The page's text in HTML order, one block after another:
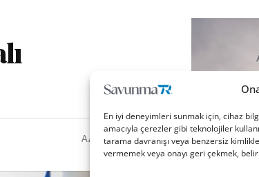
En iyi deneyimleri sunmak için, cihaz
amacıyla çerezler gibi teknolojiler
tarama davranışı veya benzersiz
vermemek veya onayı geri çekmek,
AA 0